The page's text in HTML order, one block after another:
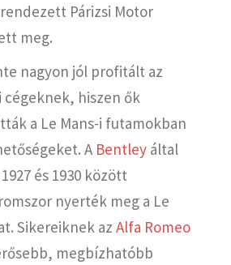
Párizsi Motor
meg.
nagyon jól profitált az
cégeknek, hiszen ők
a Le Mans-i futamokban
A Bentley által
és 1930 között
nyerték meg a Le
Sikereiknek az Alfa Romeo
megbízhatóbb